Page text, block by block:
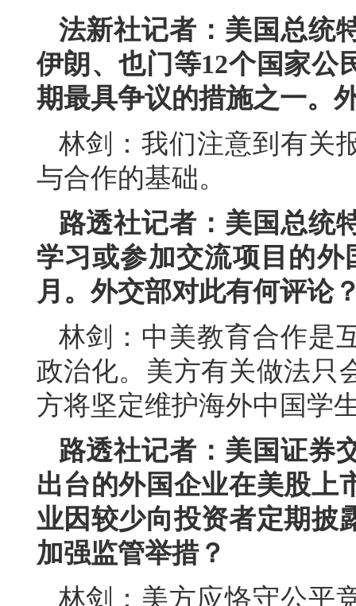
法新社记者：美国总统
伊朗、也门等12个国家公
期最具争议的措施之一。
林剑：我们注意到有关
与合作的基础。
路透社记者：美国总统
学习或参加交流项目的
月。外交部对此有何评论
林剑：中美教育合作是
政治化。美方有关做法只
方将坚定维护海外中国学
路透社记者：美国证券
出台的外国企业在美股上
业因较少向投资者定期披
加强监管举措？
林剑：美方应恪守公平